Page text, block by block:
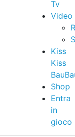
Tv
Video
Kiss
Kiss
Shop
Entra
in
gioco